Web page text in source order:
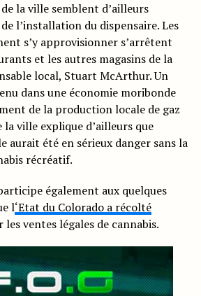
la ville semblent d’ailleurs
l’installation du dispensaire. Les
s’y approvisionner s’arrêtent
et les autres magasins de la
local, Stuart McArthur. Un
dans une économie moribonde
de la production locale de gaz
ville explique d’ailleurs que
aurait été en sérieux danger sans la
récréatif.
également aux quelques
l‘Etat du Colorado a récolté
les ventes légales de cannabis.